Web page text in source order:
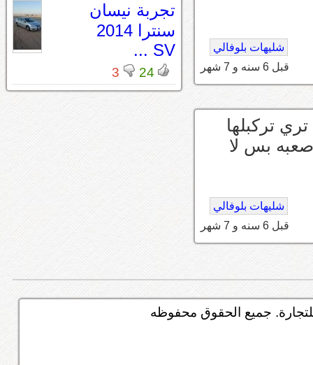
شليهات بلوفالي
قبل 6 سنه و 7 شهر
تركبلها
بس لا
شليهات بلوفالي
قبل 6 سنه و 7 شهر
تجربة نيسان
سنترا 2014
SV ...
24
3
جميع الحقوق محفوظه